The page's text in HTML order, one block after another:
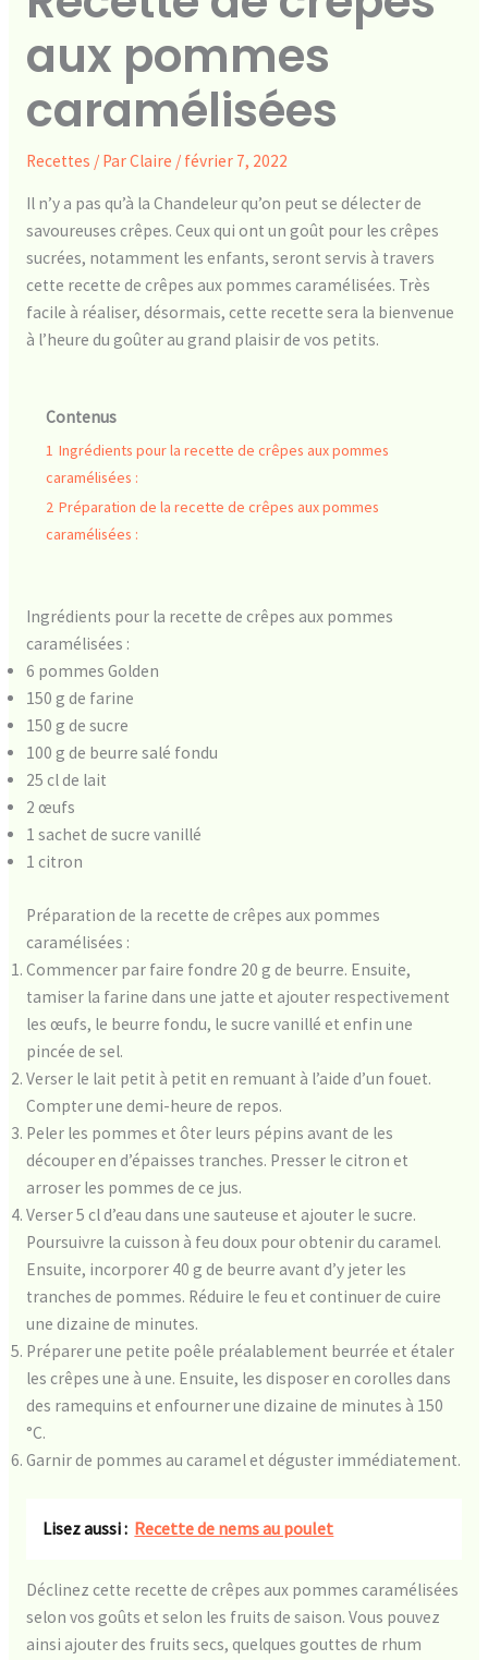
aux pommes
caramélisées
Recettes / ParClaire / février 7, 2022
Il n’y a pas qu’à la Chandeleur qu’on peut se délecter de
savoureuses crêpes. Ceux qui ont un goût pour les crêpes
sucrées, notamment les enfants, seront servis à travers
cette recette de crêpes aux pommes caramélisées. Très
facile à réaliser, désormais, cette recette sera la bienvenue
à l’heure du goûter au grand plaisir de vos petits.
Contenus
1 Ingrédients pour la recette de crêpes aux pommes
caramélisées :
2 Préparation de la recette de crêpes aux pommes
caramélisées :
Ingrédients pour la recette de crêpes aux pommes
caramélisées :
6 pommes Golden
150 g de farine
150 g de sucre
100 g de beurre salé fondu
25 cl de lait
2 œufs
1 sachet de sucre vanillé
1 citron
Préparation de la recette de crêpes aux pommes
caramélisées :
Commencer par faire fondre 20 g de beurre. Ensuite,
tamiser la farine dans une jatte et ajouter respectivement
les œufs, le beurre fondu, le sucre vanillé et enfin une
pincée de sel.
Verser le lait petit à petit en remuant à l’aide d’un fouet.
Compter une demi-heure de repos.
Peler les pommes et ôter leurs pépins avant de les
découper en d’épaisses tranches. Presser le citron et
arroser les pommes de ce jus.
Verser 5 cl d’eau dans une sauteuse et ajouter le sucre.
Poursuivre la cuisson à feu doux pour obtenir du caramel.
Ensuite, incorporer 40 g de beurre avant d’y jeter les
tranches de pommes. Réduire le feu et continuer de cuire
une dizaine de minutes.
Préparer une petite poêle préalablement beurrée et étaler
les crêpes une à une. Ensuite, les disposer en corolles dans
des ramequins et enfourner une dizaine de minutes à 150
°C.
Garnir de pommes au caramel et déguster immédiatement.
Lisez aussi : Recette de nems au poulet
Déclinez cette recette de crêpes aux pommes caramélisées
selon vos goûts et selon les fruits de saison. Vous pouvez
ainsi ajouter des fruits secs, quelques gouttes de rhum